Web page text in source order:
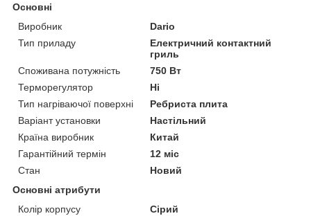
Основні
Виробник
Dario
Тип приладу
Електричний контактний
гриль
Споживана потужність
750 Вт
Терморегулятор
Ні
Тип нагріваючої поверхні
Ребриста плита
Варіант установки
Настільний
Країна виробник
Китай
Гарантійний термін
12 міс
Стан
Новий
Основні атрибути
Колір корпусу
Сірий